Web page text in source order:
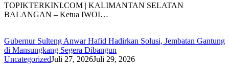
TOPIKTERKINI.COM | KALIMANTAN SELATAN
BALANGAN – Ketua IWOI…
Gubernur Sulteng Anwar Hafid Hadirkan Solusi, Jembatan Gantung
di Mansungkang Segera Dibangun
UncategorizedJuli 27, 2026Juli 29, 2026